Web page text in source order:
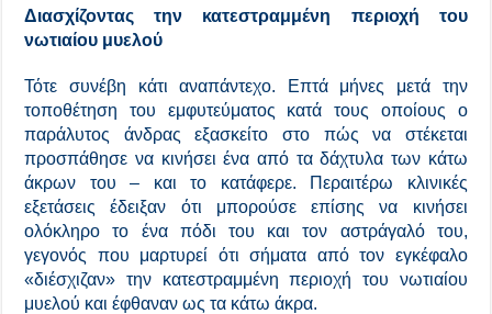
Διασχίζοντας την κατεστραμμένη περιοχή του
νωτιαίου μυελού
Τότε συνέβη κάτι αναπάντεχο. Επτά μήνες μετά την
τοποθέτηση του εμφυτεύματος κατά τους οποίους ο
παράλυτος άνδρας εξασκείτο στο πώς να στέκεται
προσπάθησε να κινήσει ένα από τα δάχτυλα των κάτω
άκρων του – και το κατάφερε. Περαιτέρω κλινικές
εξετάσεις έδειξαν ότι μπορούσε επίσης να κινήσει
ολόκληρο το ένα πόδι του και τον αστράγαλό του,
γεγονός που μαρτυρεί ότι σήματα από τον εγκέφαλο
«διέσχιζαν» την κατεστραμμένη περιοχή του νωτιαίου
μυελού και έφθαναν ως τα κάτω άκρα.